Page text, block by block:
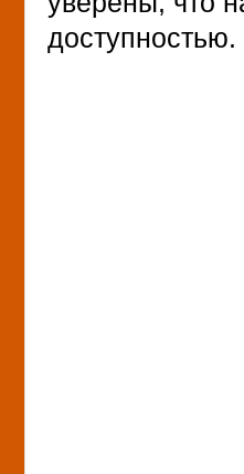
доступностью.